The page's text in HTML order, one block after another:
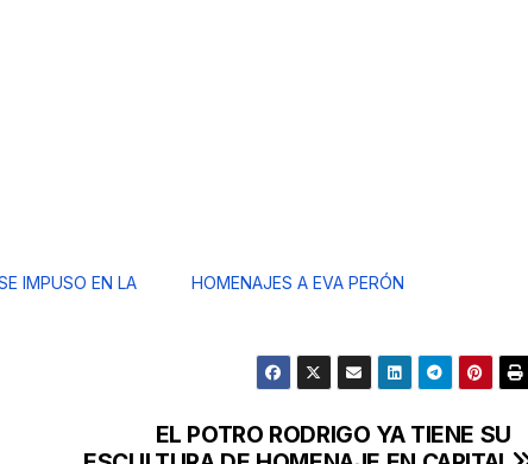
IMPUSO EN LA
HOMENAJES A EVA PERÓN
EL POTRO RODRIGO YA TIENE SU